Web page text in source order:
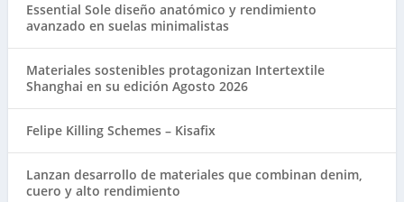
Essential Sole diseño anatómico y rendimiento
avanzado en suelas minimalistas
Materiales sostenibles protagonizan Intertextile
Shanghai en su edición Agosto 2026
Felipe Killing Schemes – Kisafix
Lanzan desarrollo de materiales que combinan denim,
cuero y alto rendimiento